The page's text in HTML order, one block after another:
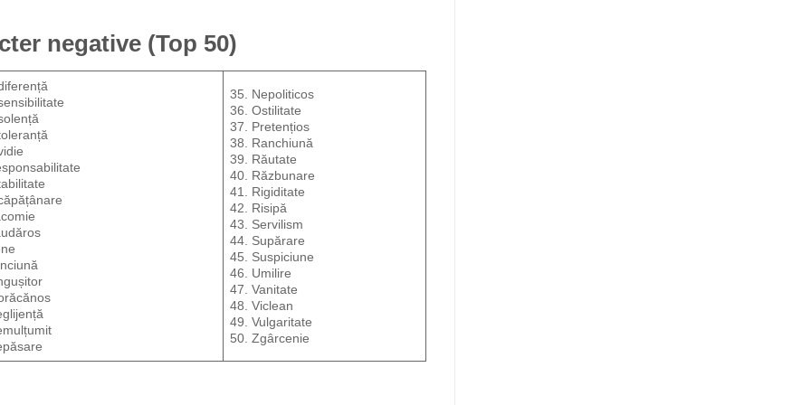
negative (Top 50)
35. Nepoliticos
36. Ostilitate
37. Pretențios
38. Ranchiună
39. Răutate
40. Răzbunare
41. Rigiditate
42. Risipă
43. Servilism
44. Supărare
45. Suspiciune
46. Umilire
47. Vanitate
48. Viclean
49. Vulgaritate
50. Zgârcenie